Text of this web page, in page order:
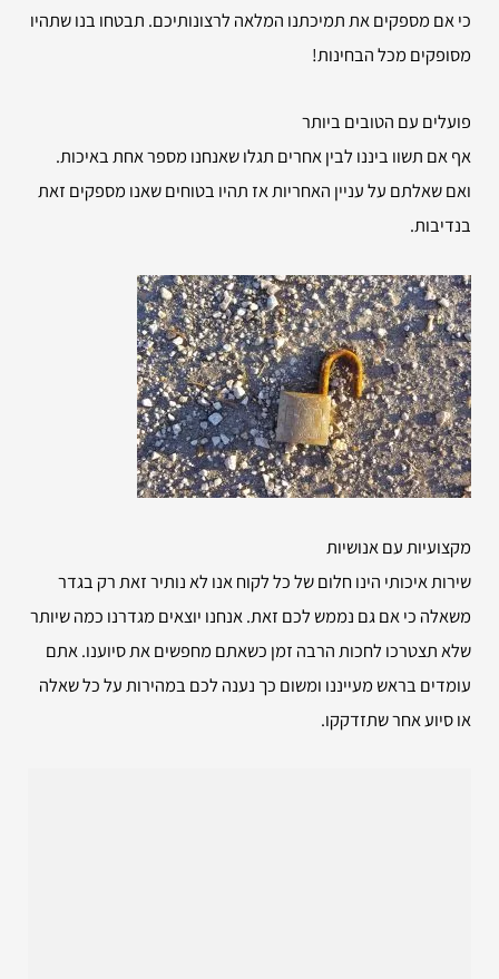
כי אם מספקים את תמיכתנו המלאה לרצונותיכם. תבטחו בנו שתהיו
מסופקים מכל הבחינות!
פועלים עם הטובים ביותר
אף אם תשוו ביננו לבין אחרים תגלו שאנחנו מספר אחת באיכות.
ואם שאלתם על עניין האחריות אז תהיו בטוחים שאנו מספקים זאת
בנדיבות.
מקצועיות עם אנושיות
שירות איכותי הינו חלום של כל לקוח אנו לא נותיר זאת רק בגדר
משאלה כי אם גם נממש לכם זאת. אנחנו יוצאים מגדרנו כמה שיותר
שלא תצטרכו לחכות הרבה זמן כשאתם מחפשים את סיוענו. אתם
עומדים בראש מעייננו ומשום כך נענה לכם במהירות על כל שאלה
או סיוע אחר שתזדקקו.